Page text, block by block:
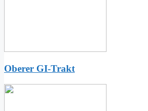
Oberer GI-Trakt